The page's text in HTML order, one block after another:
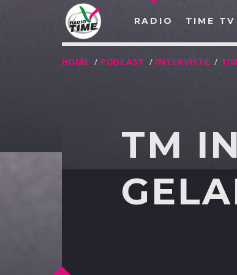
RADIO TIME TV
HOME / PODCAST / INTERVISTE /
TM